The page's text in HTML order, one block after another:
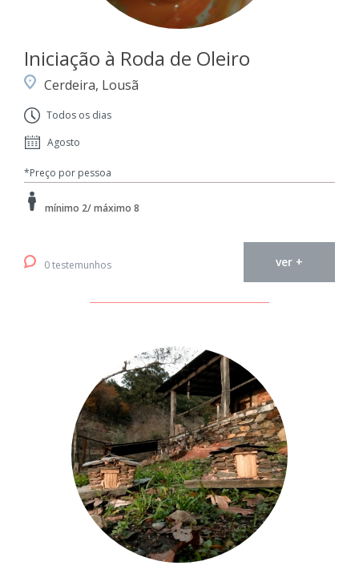
Iniciação à Roda de Oleiro
Cerdeira, Lousã
Todos os dias
Agosto
*Preço por pessoa
mínimo 2/ máximo 8
0 testemunhos ver +